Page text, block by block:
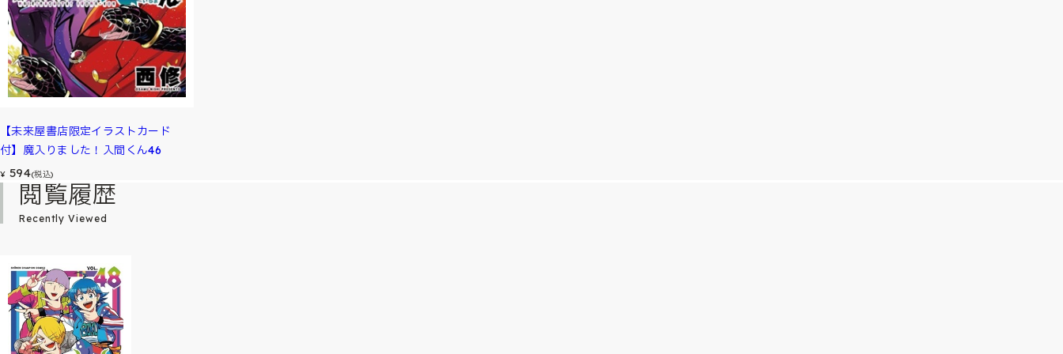
【未来屋書店限定イラストカード
付】魔入りました！入間くん46
¥ 594(税込)
閲覧履歴
Recently Viewed